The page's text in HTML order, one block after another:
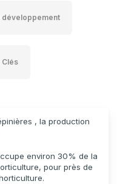
développement
Clés
, la production
environ 30% de la
pour près de